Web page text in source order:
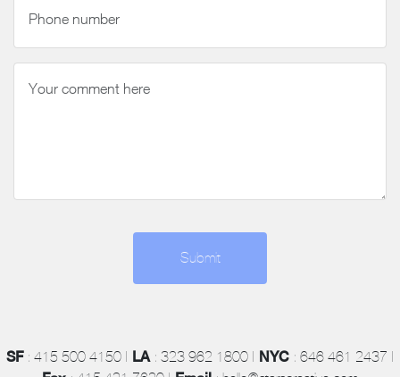
Submit
SF: 415 500 4150 | LA: 323 962 1800 | NYC: 646 461 2437 |